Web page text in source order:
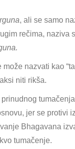
, ali se samo
rečima, naziva
nazvati kao
niti rikša.
jer se protivi
Bhagavana
tumačenje.